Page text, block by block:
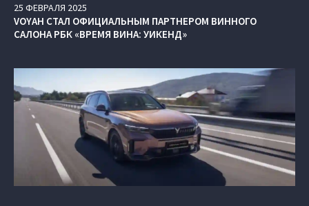
25 ФЕВРАЛЯ 2025
VOYAH СТАЛ ОФИЦИАЛЬНЫМ ПАРТНЕРОМ ВИННОГО
САЛОНА РБК «ВРЕМЯ ВИНА: УИКЕНД»